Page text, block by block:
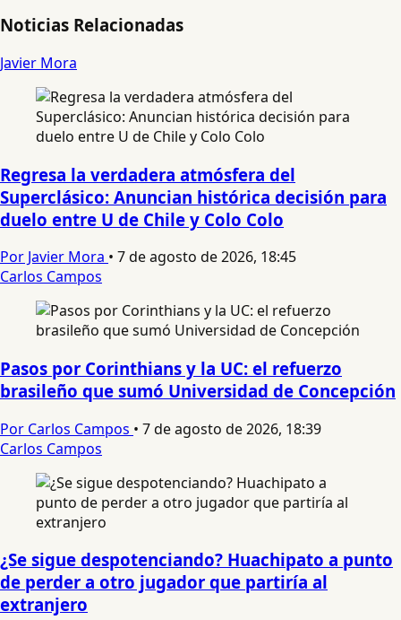
Noticias Relacionadas
Javier Mora
Regresa la verdadera atmósfera del
Superclásico: Anuncian histórica decisión para
duelo entre U de Chile y Colo Colo
Por Javier Mora • 7 de agosto de 2026, 18:45
Carlos Campos
Pasos por Corinthians y la UC: el refuerzo
brasileño que sumó Universidad de Concepción
Por Carlos Campos • 7 de agosto de 2026, 18:39
Carlos Campos
¿Se sigue despotenciando? Huachipato a punto
de perder a otro jugador que partiría al
extranjero